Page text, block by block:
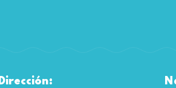
Dirección: